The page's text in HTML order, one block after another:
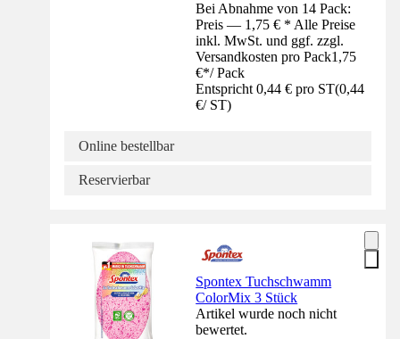
Bei Abnahme von 14 Pack:
Preis — 1,75 € * Alle Preise
inkl. MwSt. und ggf. zzgl.
Versandkosten pro Pack1,75
€*/ Pack
Entspricht 0,44 € pro ST(0,44
€/ ST)
Online bestellbar
Reservierbar
Spontex Tuchschwamm
ColorMix 3 Stück
Artikel wurde noch nicht
bewertet.